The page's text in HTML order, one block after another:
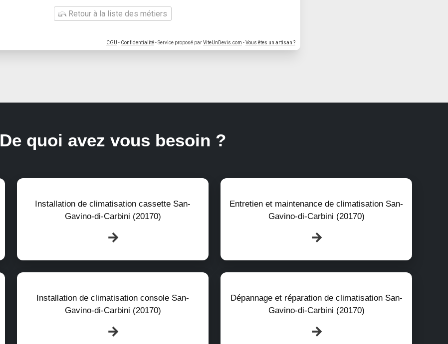
Retour à la liste des métiers
CGU - Confidentialité- Service proposé parViteUnDevis.com -Vous êtes un artisan ?
De quoi avez vous besoin ?
Installation de climatisation cassette San-
Gavino-di-Carbini (20170)
Entretien et maintenance de climatisation San-
Gavino-di-Carbini (20170)
Installation de climatisation console San-
Gavino-di-Carbini (20170)
Dépannage et réparation de climatisation San-
Gavino-di-Carbini (20170)